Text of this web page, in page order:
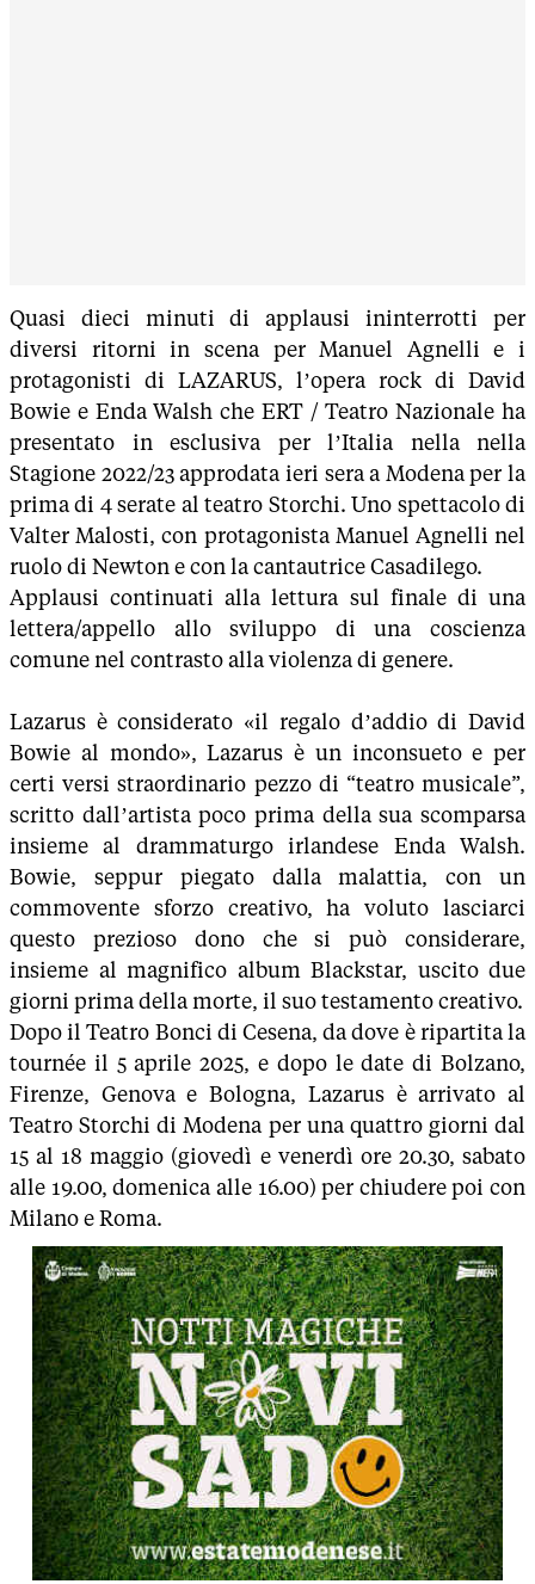
Quasi dieci minuti di applausi ininterrotti per
diversi ritorni in scena per Manuel Agnelli e i
protagonisti di LAZARUS, l’opera rock di David
Bowie e Enda Walsh che ERT / Teatro Nazionale ha
presentato in esclusiva per l’Italia nella nella
Stagione 2022/23 approdata ieri sera a Modena per la
prima di 4 serate al teatro Storchi. Uno spettacolo di
Valter Malosti, con protagonista Manuel Agnelli nel
ruolo di Newton e con la cantautrice Casadilego.
Applausi continuati alla lettura sul finale di una
lettera/appello allo sviluppo di una coscienza
comune nel contrasto alla violenza di genere.
Lazarus è considerato «il regalo d’addio di David
Bowie al mondo», Lazarus è un inconsueto e per
certi versi straordinario pezzo di “teatro musicale”,
scritto dall’artista poco prima della sua scomparsa
insieme al drammaturgo irlandese Enda Walsh.
Bowie, seppur piegato dalla malattia, con un
commovente sforzo creativo, ha voluto lasciarci
questo prezioso dono che si può considerare,
insieme al magnifico album Blackstar, uscito due
giorni prima della morte, il suo testamento creativo.
Dopo il Teatro Bonci di Cesena, da dove è ripartita la
tournée il 5 aprile 2025, e dopo le date di Bolzano,
Firenze, Genova e Bologna, Lazarus è arrivato al
Teatro Storchi di Modena per una quattro giorni dal
15 al 18 maggio (giovedì e venerdì ore 20.30, sabato
alle 19.00, domenica alle 16.00) per chiudere poi con
Milano e Roma.